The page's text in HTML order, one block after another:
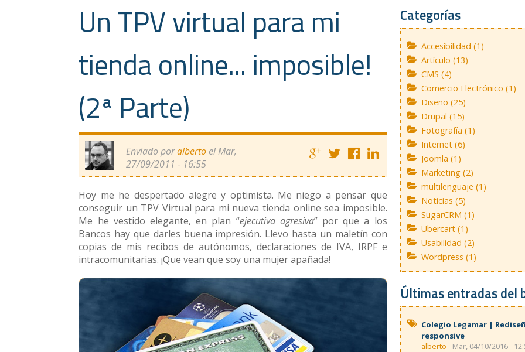
Un TPV virtual para mi
tienda online... imposible!
(2ª Parte)
Enviado poralberto el Mar,
27/09/2011 - 16:55
Hoy me he despertado alegre y optimista. Me niego a pensar que
conseguir un TPV Virtual para mi nueva tienda online sea imposible.
Me he vestido elegante, en plan “ejecutiva agresiva” por que a los
Bancos hay que darles buena impresión. Llevo hasta un maletín con
copias de mis recibos de autónomos, declaraciones de IVA, IRPF e
intracomunitarias. ¡Que vean que soy una mujer apañada!
Categorías
Accesibilidad (1)
Artículo (13)
CMS (4)
Comercio Electrónico (1)
Diseño (25)
Drupal (15)
Fotografía (1)
Internet (6)
Joomla (1)
Marketing (2)
multilenguaje (1)
Noticias (5)
SugarCRM (1)
Ubercart (1)
Usabilidad (2)
Wordpress (1)
Últimas entradas del
Colegio Legamar |
responsive
alberto - Mar, 04/10/2016 -